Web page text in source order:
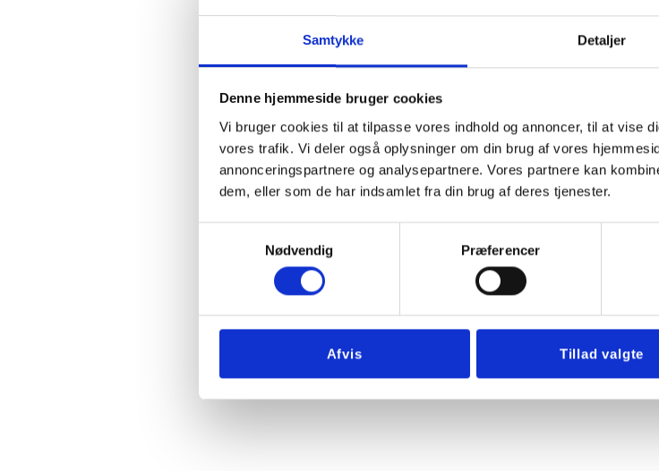
Samtykke Detaljer
Denne hjemmeside bruger cookies
Vi bruger cookies til at tilpasse vores indhold og annoncer, til at vise
vores trafik. Vi deler også oplysninger om din brug af vores
annonceringspartnere og analysepartnere. Vores partnere kan
dem, eller som de har indsamlet fra din brug af deres tjenester.
Nødvendig
Præferencer
Afvis Tillad valgte